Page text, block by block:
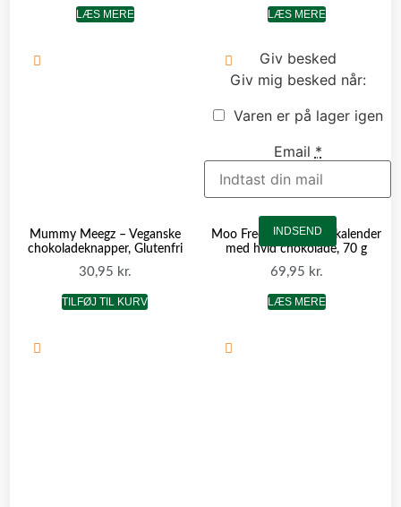
LÆS MERE LÆS MERE
Mummy Meegz – Veganske
chokoladeknapper, Glutenfri
30,95 kr.
TILFØJ TIL KURV
Giv besked
Giv mig besked når:
Varen er på lager igen
Email *
INDSEND
Moo Free Vegansk julekalender
med hvid chokolade, 70 g
69,95 kr.
LÆS MERE